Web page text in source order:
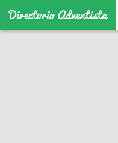
Directorio Adventista